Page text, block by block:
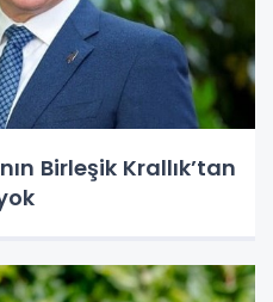
Birleşik Krallık’tan